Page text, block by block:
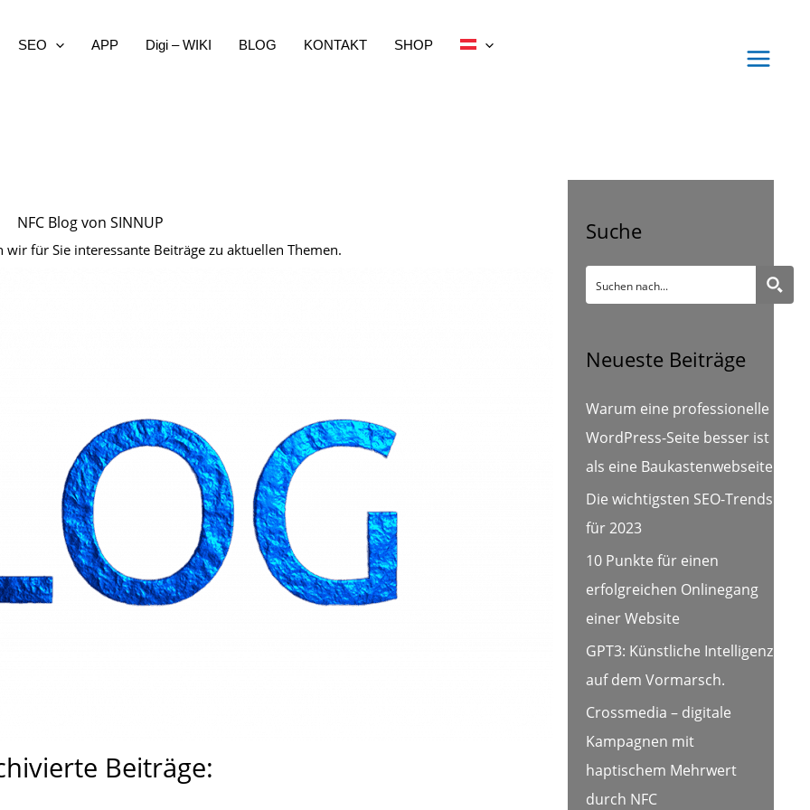
SEO APP Digi – WIKI BLOG KONTAKT SHOP
NFC Blog von SINNUP
für Sie interessante Beiträge zu aktuellen Themen.
Beiträge:
Suche
Neueste Beiträge
Warum eine professionelle
WordPress-Seite besser ist
als eine Baukastenwebseite
Die wichtigsten SEO-Trends
für 2023
10 Punkte für einen
erfolgreichen Onlinegang
einer Website
GPT3: Künstliche Intelligenz
auf dem Vormarsch.
Crossmedia – digitale
Kampagnen mit
haptischem Mehrwert
durch NFC